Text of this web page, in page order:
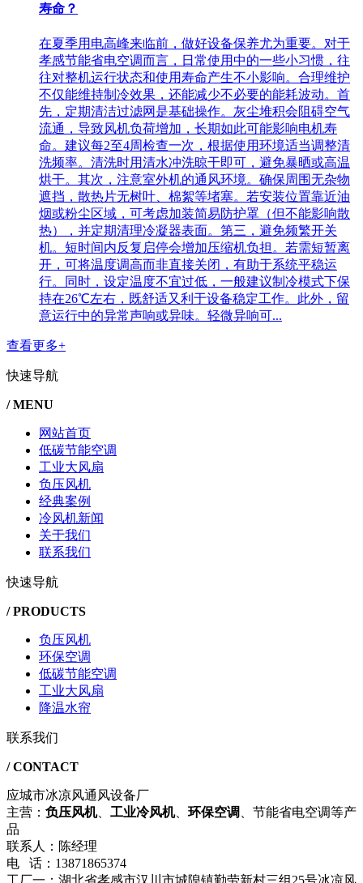
寿命？
在夏季用电高峰来临前，做好设备保养尤为重要。对于
孝感节能省电空调而言，日常使用中的一些小习惯，往
往对整机运行状态和使用寿命产生不小影响。合理维护
不仅能维持制冷效果，还能减少不必要的能耗波动。首
先，定期清洁过滤网是基础操作。灰尘堆积会阻碍空气
流通，导致风机负荷增加，长期如此可能影响电机寿
命。建议每2至4周检查一次，根据使用环境适当调整清
洗频率。清洗时用清水冲洗晾干即可，避免暴晒或高温
烘干。其次，注意室外机的通风环境。确保周围无杂物
遮挡，散热片无树叶、棉絮等堵塞。若安装位置靠近油
烟或粉尘区域，可考虑加装简易防护罩（但不能影响散
热），并定期清理冷凝器表面。第三，避免频繁开关
机。短时间内反复启停会增加压缩机负担。若需短暂离
开，可将温度调高而非直接关闭，有助于系统平稳运
行。同时，设定温度不宜过低，一般建议制冷模式下保
持在26℃左右，既舒适又利于设备稳定工作。此外，留
意运行中的异常声响或异味。轻微异响可...
查看更多+
快速导航
/ MENU
网站首页
低碳节能空调
工业大风扇
负压风机
经典案例
冷风机新闻
关于我们
联系我们
快速导航
/ PRODUCTS
负压风机
环保空调
低碳节能空调
工业大风扇
降温水帘
联系我们
/ CONTACT
应城市冰凉风通风设备厂
主营： 负压风机、 工业冷风机、 环保空调
、节能省电空调等产
品
联系人：陈经理
电 话：13871865374
工厂一：湖北省孝感市汉川市城隍镇勤劳新村三组25号冰凉风